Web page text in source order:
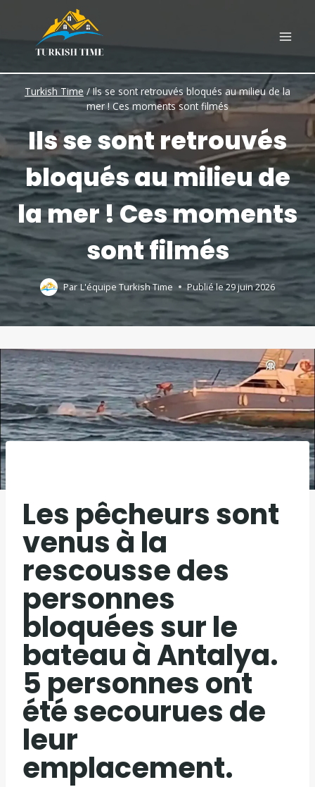
content
Turkish Time /Ils se sont retrouvés bloqués au milieu de la
mer ! Ces moments sont filmés
Ils se sont retrouvés
bloqués au milieu de
la mer ! Ces moments
sont filmés
Par L'équipe Turkish Time Publié le29 juin 2026
Les pêcheurs sont
venus à la
rescousse des
personnes
bloquées sur le
bateau à Antalya.
5 personnes ont
été secourues de
leur
emplacement.